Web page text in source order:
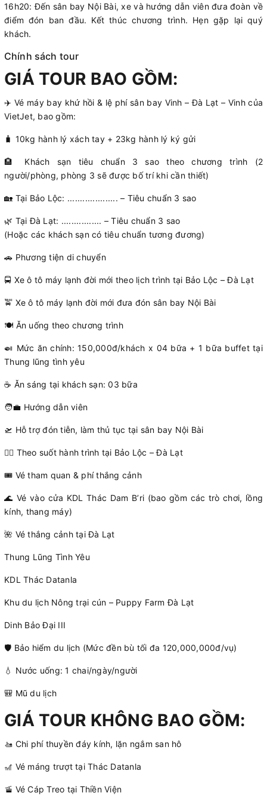
16h20: Đến sân bay Nội Bài, xe và hướng dẫn viên đưa đoàn về
điểm đón ban đầu. Kết thúc chương trình. Hẹn gặp lại quý
khách.
Chính sách tour
GIÁ TOUR BAO GỒM:
✈️ Vé máy bay khứ hồi & lệ phí sân bay Vinh – Đà Lạt – Vinh của
VietJet, bao gồm:
🧳 10kg hành lý xách tay + 23kg hành lý ký gửi
🏨 Khách sạn tiêu chuẩn 3 sao theo chương trình (2
người/phòng, phòng 3 sẽ được bố trí khi cần thiết)
🏡 Tại Bảo Lộc: .................... – Tiêu chuẩn 3 sao
🌿 Tại Đà Lạt: ................ – Tiêu chuẩn 3 sao
(Hoặc các khách sạn có tiêu chuẩn tương đương)
🚗 Phương tiện di chuyển
🚍 Xe ô tô máy lạnh đời mới theo lịch trình tại Bảo Lộc – Đà Lạt
🚖 Xe ô tô máy lạnh đời mới đưa đón sân bay Nội Bài
🍽️ Ăn uống theo chương trình
🍛 Mức ăn chính: 150,000đ/khách x 04 bữa + 1 bữa buffet tại
Thung lũng tình yêu
☕ Ăn sáng tại khách sạn: 03 bữa
🧑‍💼 Hướng dẫn viên
🛫 Hỗ trợ đón tiễn, làm thủ tục tại sân bay Nội Bài
🚶‍♂️ Theo suốt hành trình tại Bảo Lộc – Đà Lạt
🎟️ Vé tham quan & phí thắng cảnh
🌊 Vé vào cửa KDL Thác Dam B’ri (bao gồm các trò chơi, lồng
kính, thang máy)
🌺 Vé thắng cảnh tại Đà Lạt
Thung Lũng Tình Yêu
KDL Thác Datanla
Khu du lịch Nông trại cún – Puppy Farm Đà Lạt
Dinh Bảo Đại III
🛡️ Bảo hiểm du lịch (Mức đền bù tối đa 120,000,000đ/vụ)
💧 Nước uống: 1 chai/ngày/người
🎒 Mũ du lịch
GIÁ TOUR KHÔNG BAO GỒM:
🚤 Chi phí thuyền đáy kính, lặn ngắm san hô
🎢 Vé máng trượt tại Thác Datanla
🚡 Vé Cáp Treo tại Thiền Viện